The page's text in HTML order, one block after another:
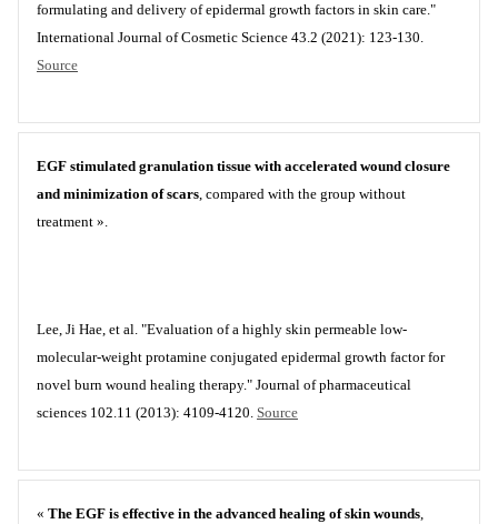
formulating and delivery of epidermal growth factors in skin care."
International Journal of Cosmetic Science 43.2 (2021): 123-130.
Source
EGF stimulated granulation tissue with accelerated wound closure
and minimization of scars, compared with the group without
treatment ».
Lee, Ji Hae, et al. "Evaluation of a highly skin permeable low-
molecular-weight protamine conjugated epidermal growth factor for
novel burn wound healing therapy." Journal of pharmaceutical
sciences 102.11 (2013): 4109-4120. Source
« The EGF is effective in the advanced healing of skin wounds,